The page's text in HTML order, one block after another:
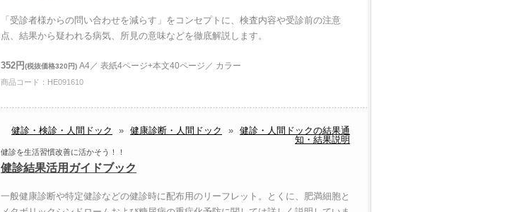
「受診者様からの問い合わせを減らす」をコンセプトに、検査内容や受診前の注意
点、結果から疑われる病気、所見の意味などを徹底解説します。
352円(税抜価格320円) A4／ 表紙4ページ+本文40ページ／ カラー
商品コード：HE091610
健診・検診・人間ドック » 健康診断・人間ドック » 健診・人間ドックの結果通
知・結果説明
健診を生活習慣改善に活かそう！！
健診結果活用ガイドブック
一般健康診断や特定健診などの健診時に配布用のリーフレット。とくに、肥満細胞と